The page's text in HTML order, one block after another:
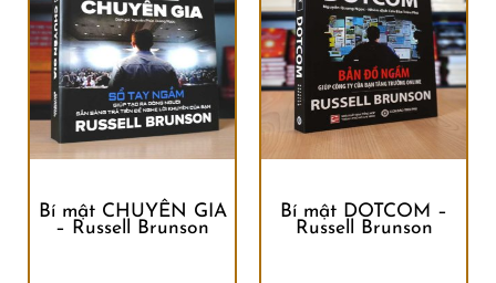
Bí mật CHUYÊN GIA
– Russell Brunson
Bí mật DOTCOM –
Russell Brunson